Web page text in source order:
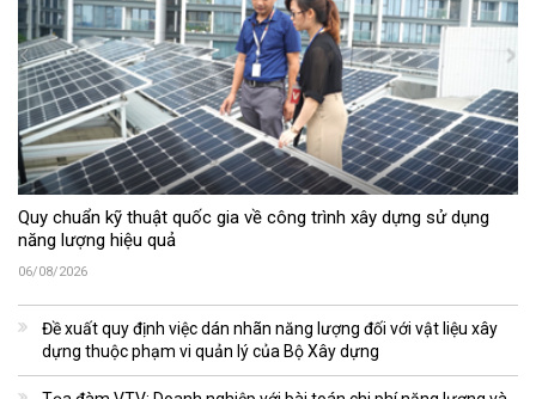
Quy chuẩn kỹ thuật quốc gia về công trình xây dựng sử dụng
năng lượng hiệu quả
06/08/2026
Đề xuất quy định việc dán nhãn năng lượng đối với vật liệu xây
dựng thuộc phạm vi quản lý của Bộ Xây dựng